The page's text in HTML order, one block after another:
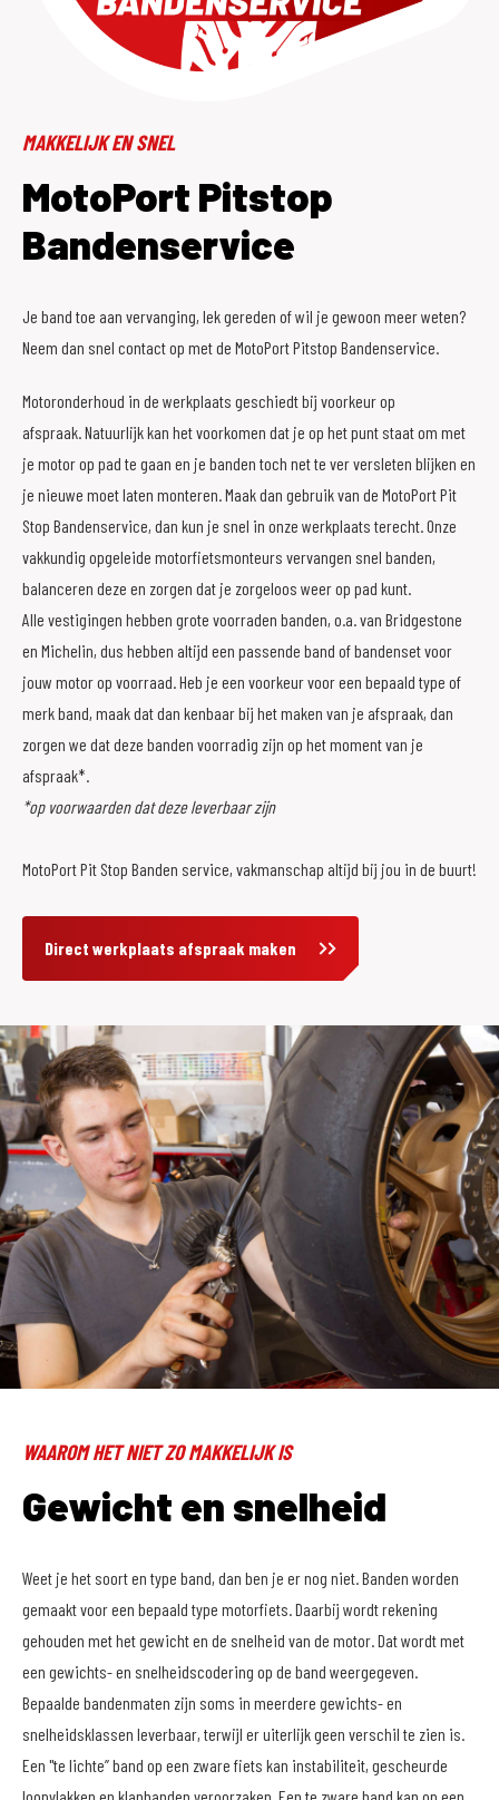
MAKKELIJK EN SNEL
MotoPort Pitstop
Bandenservice
Je band toe aan vervanging, lek gereden of wil je gewoon meer weten?
Neem dan snel contact op met de MotoPort Pitstop Bandenservice.
Motoronderhoud in de werkplaats geschiedt bij voorkeur op
afspraak. Natuurlijk kan het voorkomen dat je op het punt staat om met
je motor op pad te gaan en je banden toch net te ver versleten blijken en
je nieuwe moet laten monteren. Maak dan gebruik van de MotoPort Pit
Stop Bandenservice, dan kun je snel in onze werkplaats terecht. Onze
vakkundig opgeleide motorfietsmonteurs vervangen snel banden,
balanceren deze en zorgen dat je zorgeloos weer op pad kunt.
Alle vestigingen hebben grote voorraden banden, o.a. van Bridgestone
en Michelin, dus hebben altijd een passende band of bandenset voor
jouw motor op voorraad. Heb je een voorkeur voor een bepaald type of
merk band, maak dat dan kenbaar bij het maken van je afspraak, dan
zorgen we dat deze banden voorradig zijn op het moment van je
afspraak*.
*op voorwaarden dat deze leverbaar zijn
MotoPort Pit Stop Banden service, vakmanschap altijd bij jou in de buurt!
Direct werkplaats afspraak maken
WAAROM HET NIET ZO MAKKELIJK IS
Gewicht en snelheid
Weet je het soort en type band, dan ben je er nog niet. Banden worden
gemaakt voor een bepaald type motorfiets. Daarbij wordt rekening
gehouden met het gewicht en de snelheid van de motor. Dat wordt met
een gewichts- en snelheidscodering op de band weergegeven.
Bepaalde bandenmaten zijn soms in meerdere gewichts- en
snelheidsklassen leverbaar, terwijl er uiterlijk geen verschil te zien is.
Een "te lichte” band op een zware fiets kan instabiliteit, gescheurde